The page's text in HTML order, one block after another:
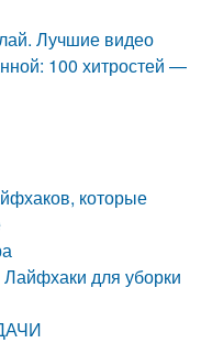
Лучшие видео
100 хитростей —
которые
для уборки